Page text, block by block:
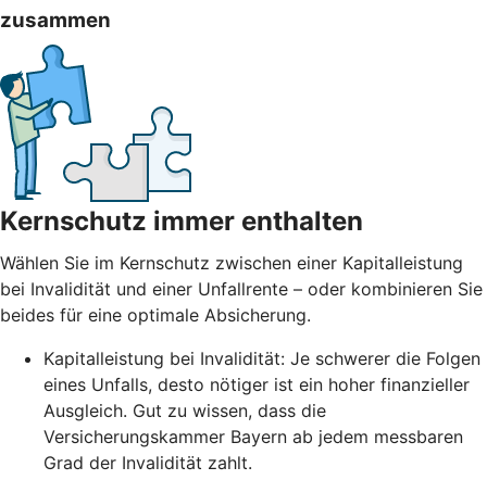
zusammen
Kernschutz immer enthalten
Wählen Sie im Kernschutz zwischen einer Kapitalleistung
bei Invalidität und einer Unfallrente – oder kombinieren Sie
beides für eine optimale Absicherung.
Kapitalleistung bei Invalidität: Je schwerer die Folgen
eines Unfalls, desto nötiger ist ein hoher finanzieller
Ausgleich. Gut zu wissen, dass die
Versicherungskammer Bayern ab jedem messbaren
Grad der Invalidität zahlt.